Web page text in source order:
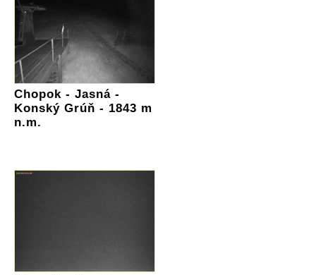
Chopok - Jasná -
Konský Grúň - 1843 m
n.m.